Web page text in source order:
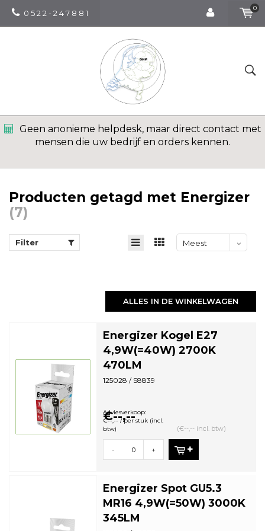
0 5 2 2 - 2 4 7 8 8 1
0
Geen anonieme helpdesk, maar direct contact met
mensen die uw bedrijf en orders kennen.
Producten getagd met Energizer
(7)
Filter
Meest
ALLES IN DE WINKELWAGEN
Energizer Kogel E27
4,9W(=40W) 2700K
470LM
125028 / S8839
€--,--
Adviesverkoop:
€--,-- / per stuk (incl.
btw)
(€--,-- incl. btw)
- +
Energizer Spot GU5.3
MR16 4,9W(=50W) 3000K
345LM